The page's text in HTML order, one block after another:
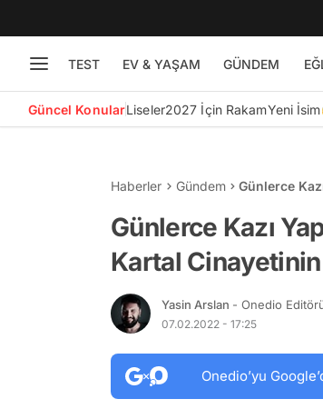
TEST EV & YAŞAM GÜNDEM
Güncel KonularLiseler2027 İçin RakamYeni
Haberler Gündem
Günlerce
Günlerce Kazı
Kartal Cinayetinin
Yasin Arslan - Onedio
07.02.2022 - 17:25
Onedio’yu